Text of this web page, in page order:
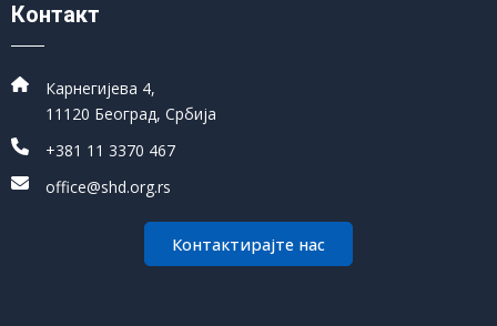
Контакт
Карнегијева 4,
11120 Београд, Србија
+381 11 3370 467
office@shd.org.rs
Контактирајте нас